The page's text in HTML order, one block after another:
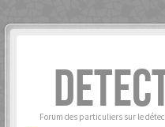
Forum des particuliers sur le